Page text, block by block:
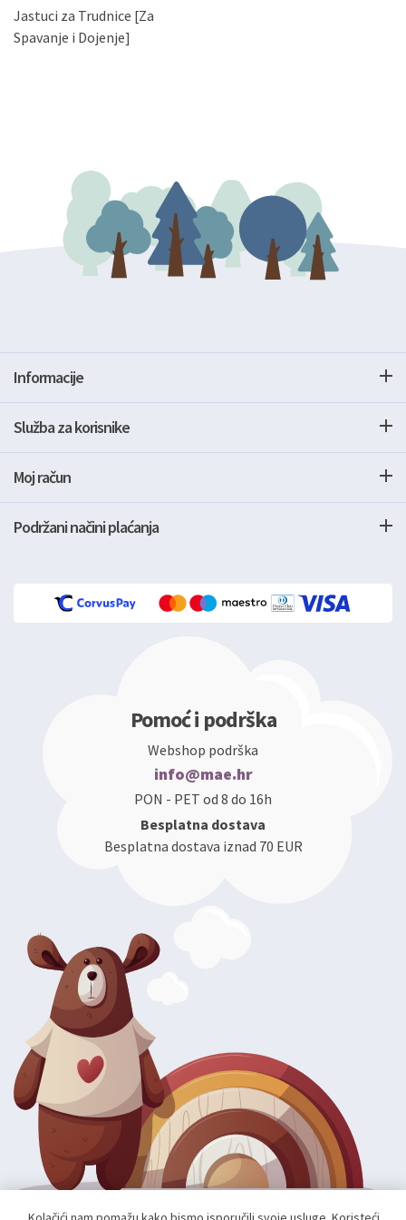
podataka. Opoziv privole možete podnijeti poštom na
gore navedenu adresu ili e-mailom na adresu:
Jastuci za Trudnice [Za
Spavanje i Dojenje]
Informacije
Služba za korisnike
Moj račun
Podržani načini plaćanja
Pomoć i podrška
Webshop podrška
info@mae.hr
PON - PET od 8 do 16h
Besplatna dostava
Besplatna dostava iznad 70 EUR